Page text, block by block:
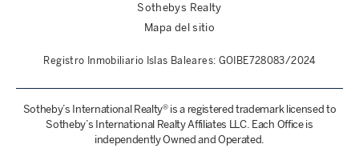
Sothebys Realty
Mapa del sitio
Registro Inmobiliario Islas Baleares: GOIBE728083/2024
Sotheby’s International Realty® is a registered trademark licensed to
Sotheby’s International Realty Affiliates LLC. Each Office is
independently Owned and Operated.